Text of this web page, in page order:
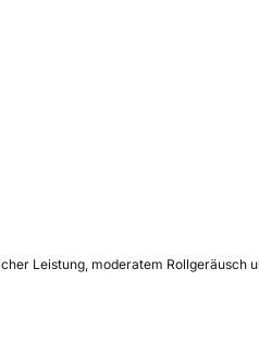
Leistung, moderatem